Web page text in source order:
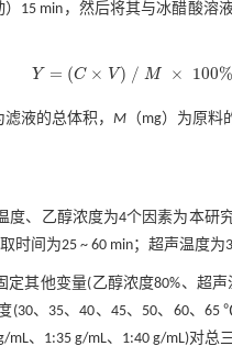
15 min，然后将其与冰醋酸溶
Y = (C × V ) / M × 100%
Y= (C× V) / M × 100 %
滤液的总体积， M （mg）为原料
度、乙醇浓度为4个因素为本
间为25 ~ 60 min；超声温度为
其他变量(乙醇浓度80%、超
(30、35、40、45、50、60、
mL、1:35 g/mL、1:40 g/mL)对总